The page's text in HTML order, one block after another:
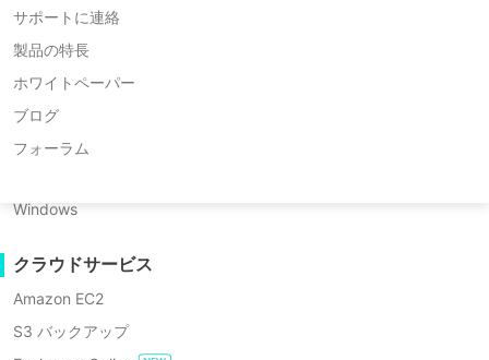
VMリカバリ検証
OSリカバリ検証
データセキュリティ
マッシブエンドポイント
クラウドへのバックアップ
GDPRコンプライアンス
InCloud Sphere
Arcfra
FusionOne Compute
NexaVM
サーバー
Windows
クラウドサービス
Amazon EC2
S3 バックアップ
サポートに連絡
製品の特長
ホワイトペーパー
ブログ
フォーラム
ープライズユーザーがビジネスクリティ
カルなデータを複数のクラウドオブジェ
を提供します。クラウドバックアップ